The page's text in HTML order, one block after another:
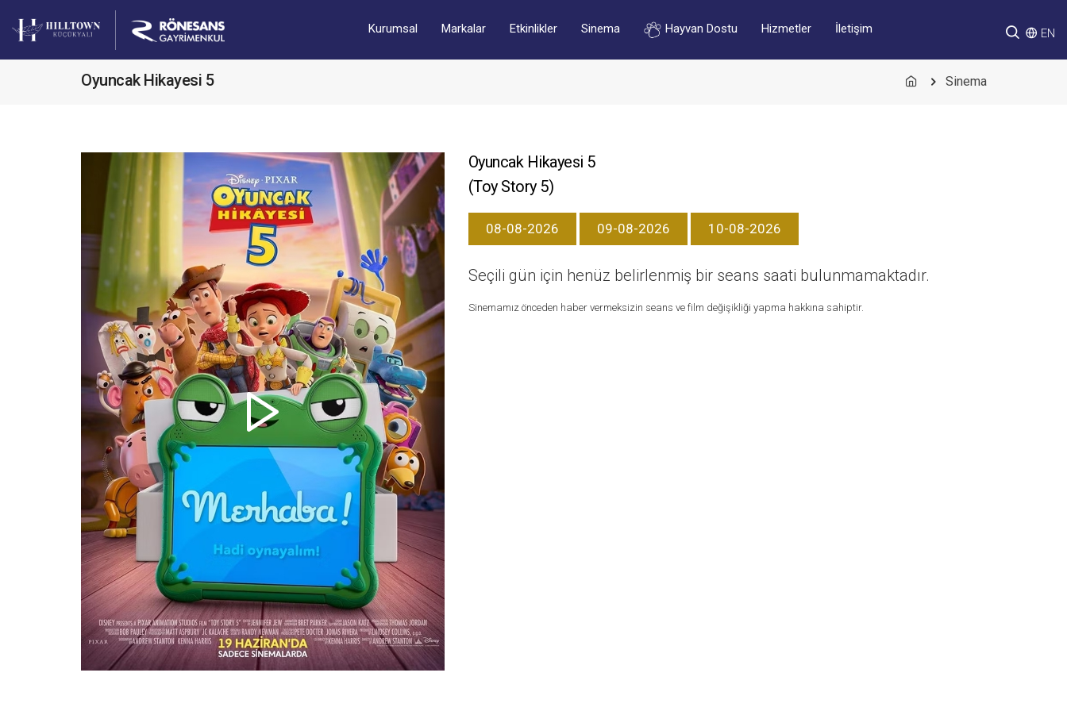
Kurumsal Markalar Etkinlikler Sinema Hayvan Dostu Hizmetler İletişim EN
Oyuncak Hikayesi 5 Sinema
Oyuncak Hikayesi 5
(Toy Story 5)
08-08-2026 09-08-2026 10-08-2026
Seçili gün için henüz belirlenmiş bir seans saati bulunmamaktadır.
Sinemamız önceden haber vermeksizin seans ve film değişikliği yapma hakkına sahiptir.